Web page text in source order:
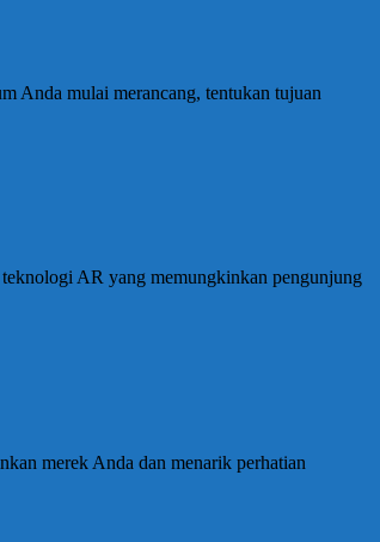
Anda mulai merancang, tentukan tujuan
AR yang memungkinkan pengunjung
merek Anda dan menarik perhatian